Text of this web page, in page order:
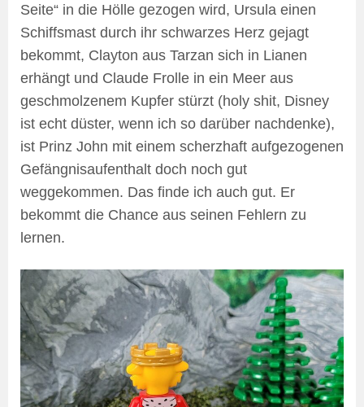
Seite“ in die Hölle gezogen wird, Ursula einen
Schiffsmast durch ihr schwarzes Herz gejagt
bekommt, Clayton aus Tarzan sich in Lianen
erhängt und Claude Frolle in ein Meer aus
geschmolzenem Kupfer stürzt (holy shit, Disney
ist echt düster, wenn ich so darüber nachdenke),
ist Prinz John mit einem scherzhaft aufgezogenen
Gefängnisaufenthalt doch noch gut
weggekommen. Das finde ich auch gut. Er
bekommt die Chance aus seinen Fehlern zu
lernen.